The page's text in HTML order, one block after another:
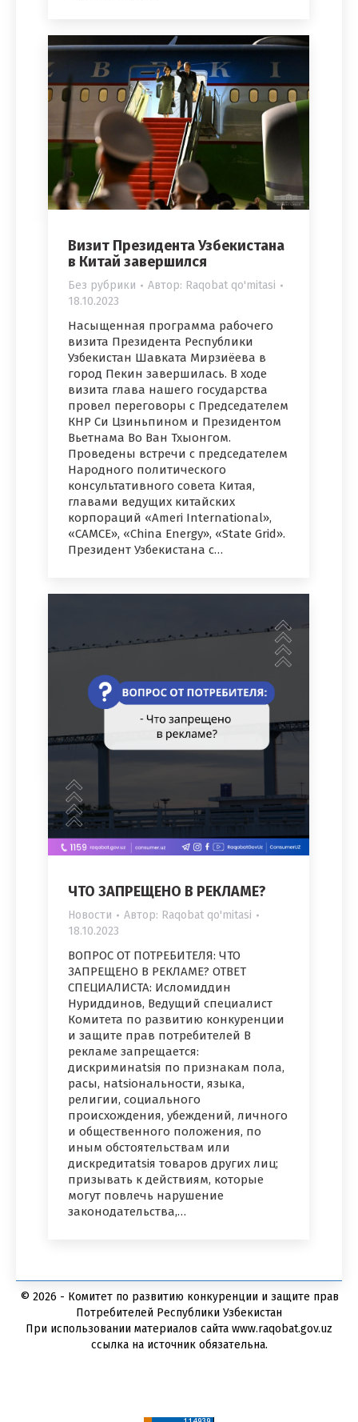
Визит Президента Узбекистана
в Китай завершился
Без рубрики Автор: Raqobat qo'mitasi
18.10.2023
Насыщенная программа рабочего
визита Президента Республики
Узбекистан Шавката Мирзиёева в
город Пекин завершилась. В ходе
визита глава нашего государства
провел переговоры с Председателем
КНР Си Цзиньпином и Президентом
Вьетнама Во Ван Тхыонгом.
Проведены встречи с председателем
Народного политического
консультативного совета Китая,
главами ведущих китайских
корпораций «Ameri International»,
«CAMCE», «China Energy», «State Grid».
Президент Узбекистана с…
ЧТО ЗАПРЕЩЕНО В РЕКЛАМЕ?
Новости Автор: Raqobat qo'mitasi
18.10.2023
ВОПРОС ОТ ПОТРЕБИТЕЛЯ: ЧТО
ЗАПРЕЩЕНО В РЕКЛАМЕ? ОТВЕТ
СПЕЦИАЛИСТА: Исломиддин
Нуриддинов, Ведущий специалист
Комитета по развитию конкуренции
и защите прав потребителей В
рекламе запрещается:
дискриминatsiя по признакам пола,
расы, нatsiональности, языка,
религии, социального
происхождения, убеждений, личного
и общественного положения, по
иным обстоятельствам или
дискредитatsiя товаров других лиц;
призывать к действиям, которые
могут повлечь нарушение
законодательства,…
© 2026 - Комитет по развитию конкуренции и защите прав
Потребителей Республики Узбекистан
При использовании материалов сайта www.raqobat.gov.uz
ссылка на источник обязательна.